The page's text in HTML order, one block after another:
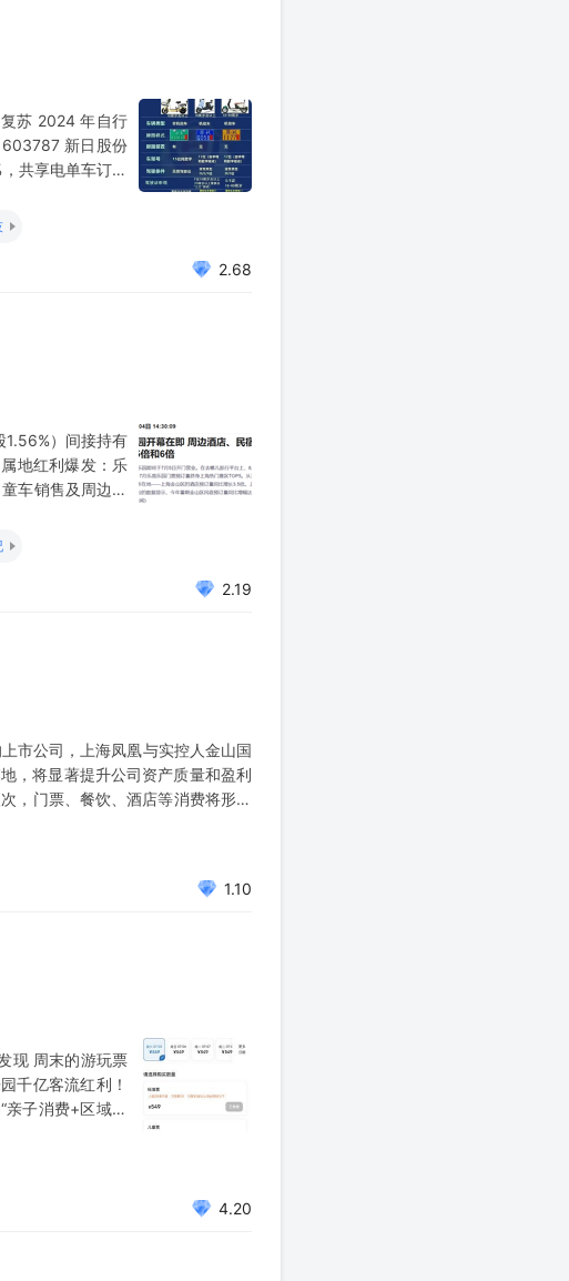
苏 2024 年自行
新日股份
共享电单车订单
2.68
1.56%）间接持有
地红利爆发：乐
车销售及周边零
2.19
市公司，上海凤凰与实控人金山国
，将显著提升公司资产质量和盈利
，门票、餐饮、酒店等消费将形成
1.10
现 周末的游玩票
千亿客流红利！
子消费+区域经
凤凰计划依托乐
4.20